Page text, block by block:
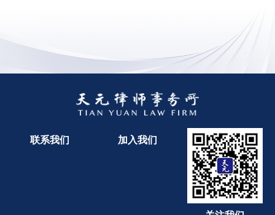
联系我们 加入我们